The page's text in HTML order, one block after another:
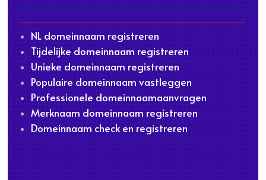
NL domeinnaam registreren
Tijdelijke domeinnaam registreren
Unieke domeinnaam registreren
Populaire domeinnaam vastleggen
Professionele domeinnaamaanvragen
Merknaam domeinnaam registreren
Domeinnaam check en registreren